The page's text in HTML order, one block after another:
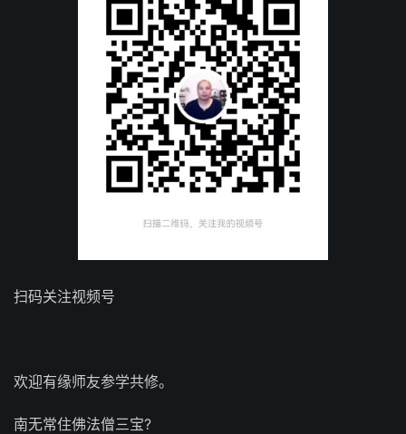
扫码关注视频号
欢迎有缘师友参学共修。
南无常住佛法僧三宝?